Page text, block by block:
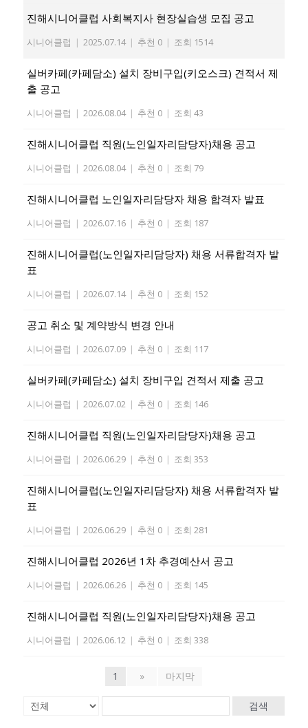
진해시니어클럽 사회복지사 현장실습생 모집 공고
시니어클럽 | 2025.07.14 | 추천 0 | 조회 1514
실버카페(카페담소) 설치 장비구입(키오스크) 견적서 제
출 공고
시니어클럽 | 2026.08.04 | 추천 0 | 조회 43
진해시니어클럽 직원(노인일자리담당자)채용 공고
시니어클럽 | 2026.08.04 | 추천 0 | 조회 79
진해시니어클럽 노인일자리담당자 채용 합격자 발표
시니어클럽 | 2026.07.16 | 추천 0 | 조회 187
진해시니어클럽(노인일자리담당자) 채용 서류합격자 발
표
시니어클럽 | 2026.07.14 | 추천 0 | 조회 152
공고 취소 및 계약방식 변경 안내
시니어클럽 | 2026.07.09 | 추천 0 | 조회 117
실버카페(카페담소) 설치 장비구입 견적서 제출 공고
시니어클럽 | 2026.07.02 | 추천 0 | 조회 146
진해시니어클럽 직원(노인일자리담당자)채용 공고
시니어클럽 | 2026.06.29 | 추천 0 | 조회 353
진해시니어클럽(노인일자리담당자) 채용 서류합격자 발
표
시니어클럽 | 2026.06.29 | 추천 0 | 조회 281
진해시니어클럽 2026년 1차 추경예산서 공고
시니어클럽 | 2026.06.26 | 추천 0 | 조회 145
진해시니어클럽 직원(노인일자리담당자)채용 공고
시니어클럽 | 2026.06.12 | 추천 0 | 조회 338
1 » 마지막
검색